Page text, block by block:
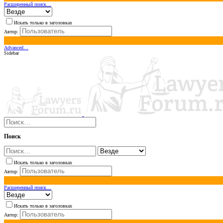
Расширенный поиск…
Искать только в заголовках
Автор:
Advanced…
Sidebar
Поиск
Искать только в заголовках
Автор:
Расширенный поиск…
Искать только в заголовках
Автор: